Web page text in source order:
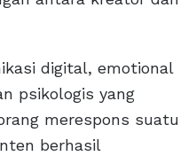
digital, emotional
psikologis yang
merespons suatu
berhasil